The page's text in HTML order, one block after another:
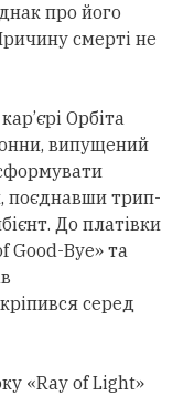
про його
смерті не
Орбіта
випущений
поєднавши трип-
До платівки
Good-Bye» та
серед
«Ray of Light»